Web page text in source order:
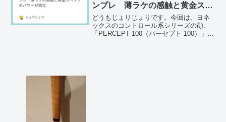
ンプレ 薄ラケの感触と黄金スペ
ックのパワーが両立 実機購入
どうもじょりじょりです。今回は、ヨネ
ックスのコントロール系シリーズの顔、
「PERCEPT 100（パーセプト 100）」を